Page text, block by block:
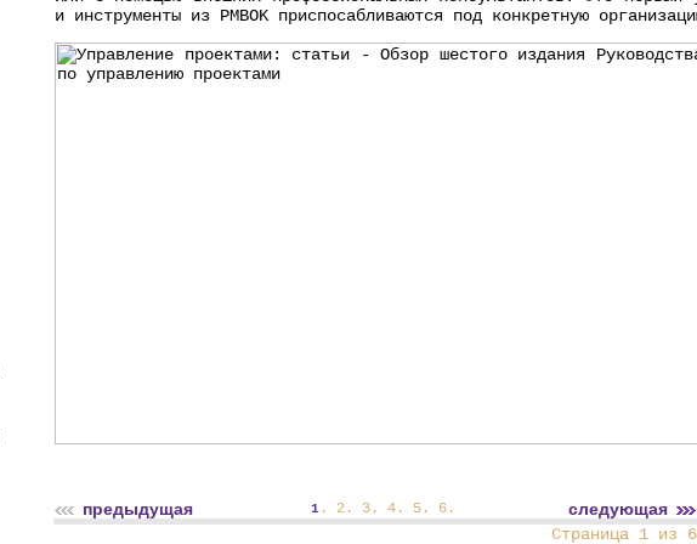
и инструменты из PMBOK приспосабливаются под конкретную
предыдущая 1 . 2 . 3 . 4 . 5 . 6 .
следующая
Страница 1 из 6